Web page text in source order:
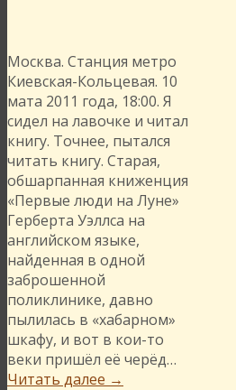
Москва. Станция метро
Киевская-Кольцевая. 10
мата 2011 года, 18:00. Я
сидел на лавочке и читал
книгу. Точнее, пытался
читать книгу. Старая,
обшарпанная книженция
«Первые люди на Луне»
Герберта Уэллса на
английском языке,
найденная в одной
заброшенной
поликлинике, давно
пылилась в «хабарном»
шкафу, и вот в кои-то
веки пришёл её черёд…
Читать далее →